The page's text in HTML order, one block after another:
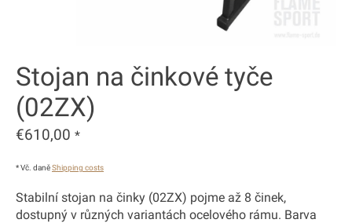
Stojan na činkové tyče
(02ZX)
€610,00 *
* Vč. daněShipping costs
Stabilní stojan na činky (02ZX) pojme až 8 činek,
dostupný v různých variantách ocelového rámu. Barva